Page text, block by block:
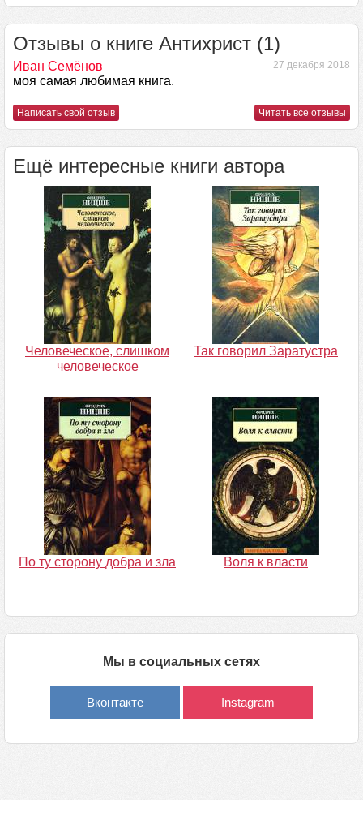
Отзывы о книге Антихрист (1)
Иван Семёнов 27 декабря 2018
моя самая любимая книга.
Написать свой отзыв Читать все отзывы
Ещё интересные книги автора
Человеческое, слишком
человеческое
Так говорил Заратустра
По ту сторону добра и зла Воля к власти
Мы в социальных сетях
Вконтакте Instagram